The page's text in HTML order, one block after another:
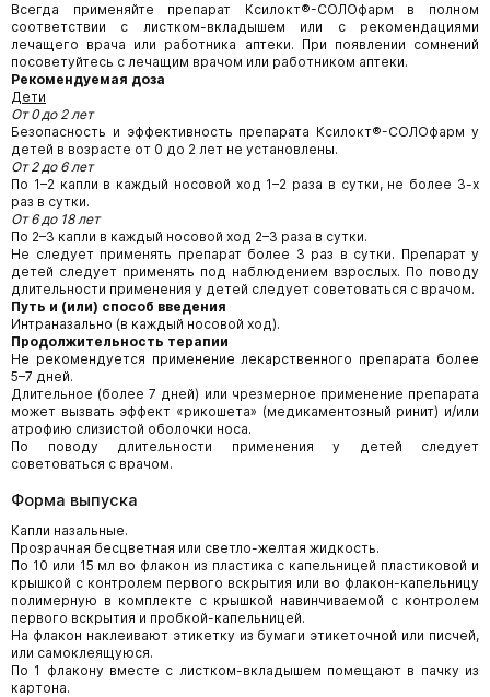
Всегда применяйте препарат Ксилокт®-СОЛОфарм в полном
соответствии с листком-вкладышем или с рекомендациями
лечащего врача или работника аптеки. При появлении сомнений
посоветуйтесь с лечащим врачом или работником аптеки.
Рекомендуемая доза
Дети
От 0 до 2 лет
Безопасность и эффективность препарата Ксилокт®-СОЛОфарм у
детей в возрасте от 0 до 2 лет не установлены.
От 2 до 6 лет
По 1–2 капли в каждый носовой ход 1–2 раза в сутки, не более 3-х
раз в сутки.
От 6 до 18 лет
По 2–3 капли в каждый носовой ход 2–3 раза в сутки.
Не следует применять препарат более 3 раз в сутки. Препарат у
детей следует применять под наблюдением взрослых. По поводу
длительности применения у детей следует советоваться с врачом.
Путь и (или) способ введения
Интраназально (в каждый носовой ход).
Продолжительность терапии
Не рекомендуется применение лекарственного препарата более
5–7 дней.
Длительное (более 7 дней) или чрезмерное применение препарата
может вызвать эффект «рикошета» (медикаментозный ринит) и/или
атрофию слизистой оболочки носа.
По поводу длительности применения у детей следует
советоваться с врачом.
Форма выпуска
Капли назальные.
Прозрачная бесцветная или светло-желтая жидкость.
По 10 или 15 мл во флакон из пластика с капельницей пластиковой и
крышкой с контролем первого вскрытия или во флакон-капельницу
полимерную в комплекте с крышкой навинчиваемой с контролем
первого вскрытия и пробкой-капельницей.
На флакон наклеивают этикетку из бумаги этикеточной или писчей,
или самоклеящуюся.
По 1 флакону вместе с листком-вкладышем помещают в пачку из
картона.